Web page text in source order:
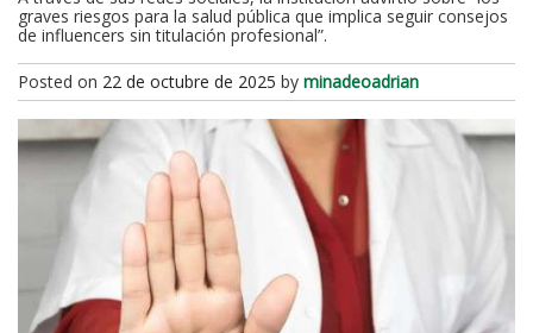
graves riesgos para la salud pública que implica seguir consejos
de influencers sin titulación profesional”.
Posted on 22 de octubre de 2025 by minadeoadrian